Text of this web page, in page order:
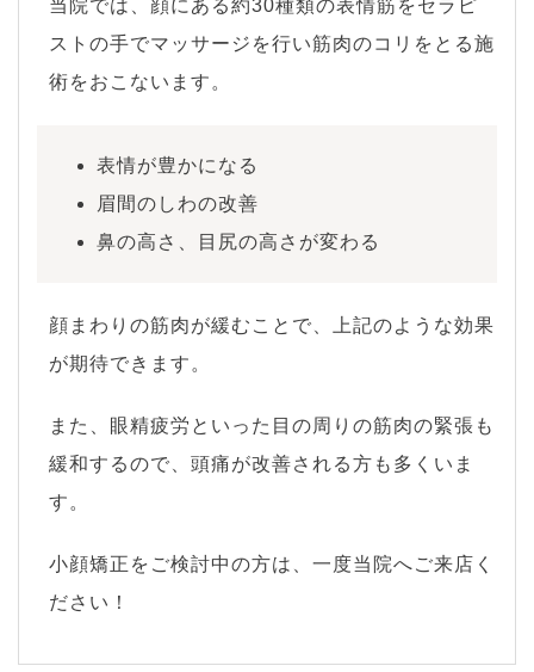
当院では、顔にある約30種類の表情筋をセラピ
ストの手でマッサージを行い筋肉のコリをとる施
術をおこないます。
表情が豊かになる
眉間のしわの改善
鼻の高さ、目尻の高さが変わる
顔まわりの筋肉が緩むことで、上記のような効果
が期待できます。
また、眼精疲労といった目の周りの筋肉の緊張も
緩和するので、頭痛が改善される方も多くいま
す。
小顔矯正をご検討中の方は、一度当院へご来店く
ださい！